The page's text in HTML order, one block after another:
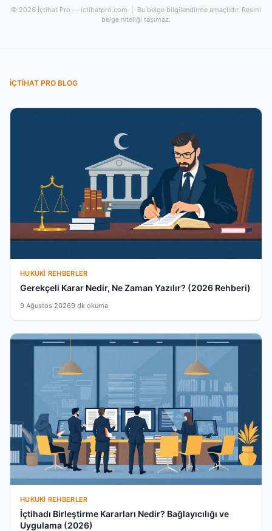
© 2026 İçtihat Pro — ictihatpro.com | Bu belge bilgilendirme amaçlıdır. Resmi
belge niteliği taşımaz.
İÇTIHAT PRO BLOG
HUKUKI REHBERLER
Gerekçeli Karar Nedir, Ne Zaman Yazılır? (2026 Rehberi)
9 Ağustos 20269 dk okuma
HUKUKI REHBERLER
İçtihadı Birleştirme Kararları Nedir? Bağlayıcılığı ve
Uygulama (2026)